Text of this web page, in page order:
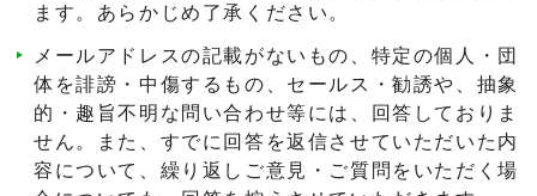
ます。あらかじめ了承ください。
メールアドレスの記載がないもの、特定の個人・団
体を誹謗・中傷するもの、セールス・勧誘や、抽象
的・趣旨不明な問い合わせ等には、回答しておりま
せん。また、すでに回答を返信させていただいた内
容について、繰り返しご意見・ご質問をいただく場